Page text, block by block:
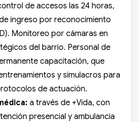
de accesos las 24 horas,
ingreso por reconocimiento
Monitoreo por cámaras en
del barrio. Personal de
capacitación, que
y simulacros para
de actuación.
a través de +Vida, con
presencial y ambulancia